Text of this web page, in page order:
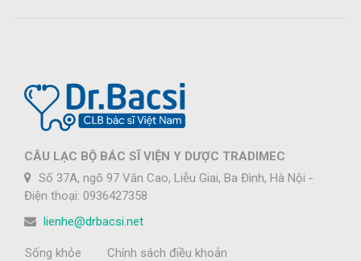
CÂU LẠC BỘ BÁC SĨ VIỆN Y DƯỢC TRADIMEC
Số 37A, ngõ 97 Văn Cao, Liễu Giai, Ba Đình, Hà Nội -
Điện thoại: 0936427358
lienhe@drbacsi.net
Sống khỏe
Chính sách điều khoản